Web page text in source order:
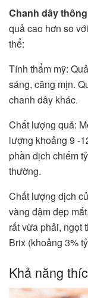
Chanh dây
quả cao hơn so
thể:
Tính thẩm mỹ:
sáng, căng mịn.
chanh dây khác.
Chất lượng quả:
lượng khoảng 9 -
phần dịch chiếm
thường.
Chất lượng dịch
vàng đậm đẹp
rất vừa phải, ngọt
Brix (khoảng 3%
Khả năng